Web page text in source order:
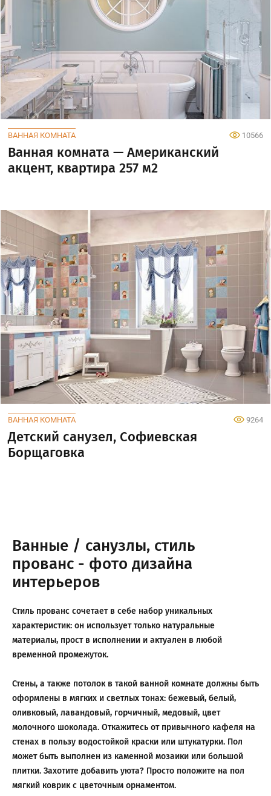
ВАННАЯ КОМНАТА 10566
Ванная комната — Американский
акцент, квартира 257 м2
ВАННАЯ КОМНАТА 9264
Детский санузел, Софиевская
Борщаговка
Ванные / санузлы, стиль
прованс - фото дизайна
интерьеров
Стиль прованс сочетает в себе набор уникальных
характеристик: он использует только натуральные
материалы, прост в исполнении и актуален в любой
временной промежуток.
Стены, а также потолок в такой ванной комнате должны быть
оформлены в мягких и светлых тонах: бежевый, белый,
оливковый, лавандовый, горчичный, медовый, цвет
молочного шоколада. Откажитесь от привычного кафеля на
стенах в пользу водостойкой краски или штукатурки. Пол
может быть выполнен из каменной мозаики или большой
плитки. Захотите добавить уюта? Просто положите на пол
мягкий коврик с цветочным орнаментом.